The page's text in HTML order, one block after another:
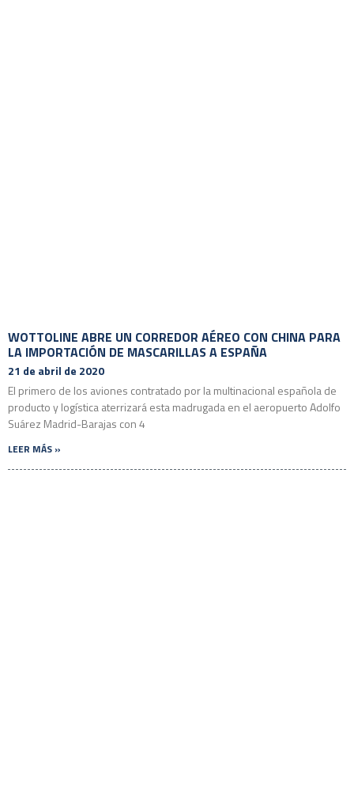
WOTTOLINE ABRE UN CORREDOR AÉREO CON CHINA PARA
LA IMPORTACIÓN DE MASCARILLAS A ESPAÑA
21 de abril de 2020
El primero de los aviones contratado por la multinacional española de
producto y logística aterrizará esta madrugada en el aeropuerto Adolfo
Suárez Madrid-Barajas con 4
LEER MÁS »